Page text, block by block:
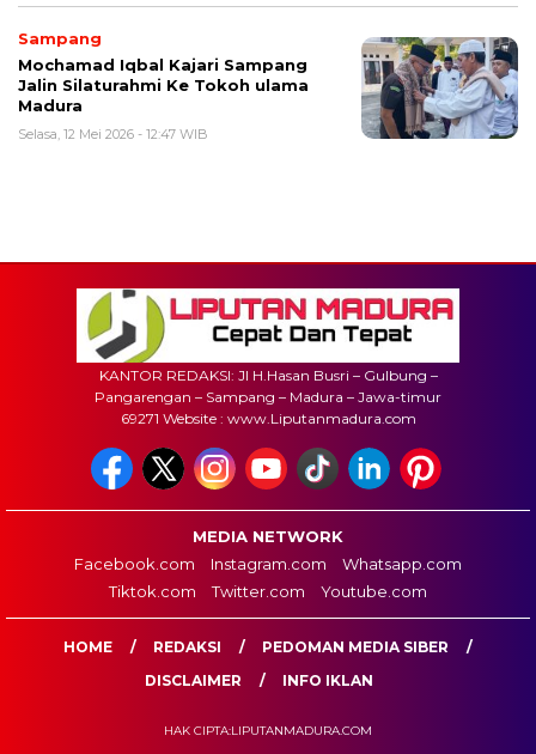
Sampang
Mochamad Iqbal Kajari Sampang
Jalin Silaturahmi Ke Tokoh ulama
Madura
Selasa, 12 Mei 2026 - 12:47 WIB
KANTOR REDAKSI: Jl H.Hasan Busri – Gulbung –
Pangarengan – Sampang – Madura – Jawa-timur
69271 Website : www.Liputanmadura.com
MEDIA NETWORK
Facebook.com
Instagram.com
Whatsapp.com
Tiktok.com
Twitter.com Youtube.com
HOME REDAKSI
PEDOMAN MEDIA SIBER
DISCLAIMER
INFO IKLAN
HAK CIPTA:LIPUTANMADURA.COM